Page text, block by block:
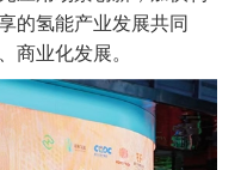
的氢能产业发展共同
商业化发展。